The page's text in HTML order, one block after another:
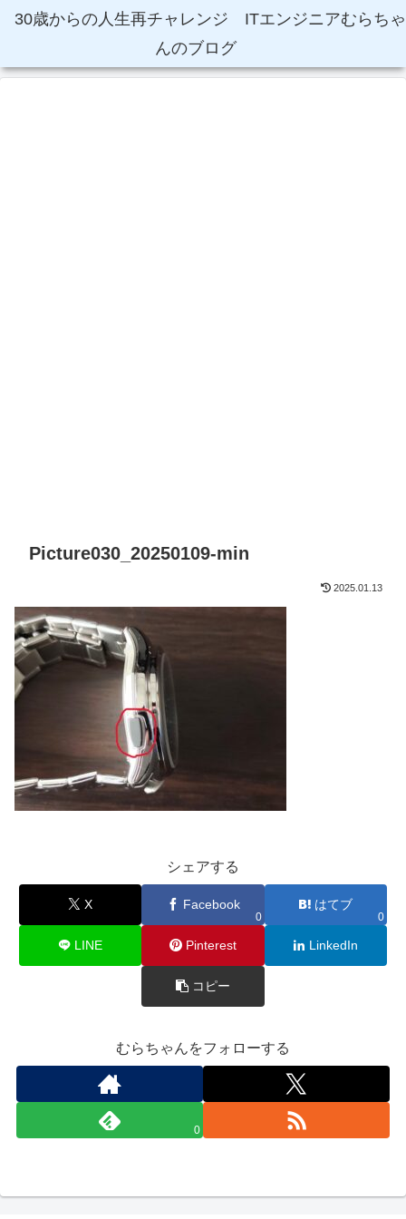
30歳からの人生再チャレンジ ITエンジニアむらちゃ
んのブログ
Picture030_20250109-min
2025.01.13
シェアする
X Facebook
0
はてブ
0
LINE Pinterest LinkedIn
コピー
むらちゃんをフォローする
0